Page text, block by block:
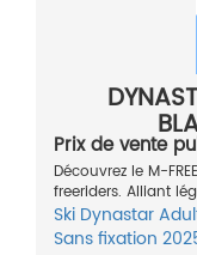
Prix de vente
Découvrez le M-
freeriders. Alliant
Ski Dynastar
Sans fixation